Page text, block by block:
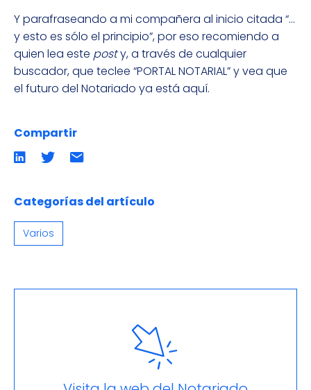
Y parafraseando a mi compañera al inicio citada “…
y esto es sólo el principio”, por eso recomiendo a
quien lea este posty, a través de cualquier
buscador, que teclee “PORTAL NOTARIAL” y vea que
el futuro del Notariado ya está aquí.
Compartir
Compartir
en
Compartir
en
Compartir
por
email
Categorías del artículo
Varios